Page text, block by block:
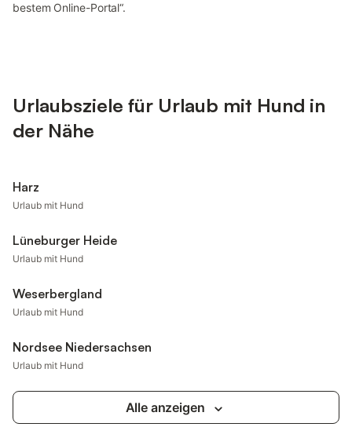
bestem Online-Portal“.
Urlaubsziele für Urlaub mit Hund in
der Nähe
Harz
Urlaub mit Hund
Lüneburger Heide
Urlaub mit Hund
Weserbergland
Urlaub mit Hund
Nordsee Niedersachsen
Urlaub mit Hund
Alle anzeigen